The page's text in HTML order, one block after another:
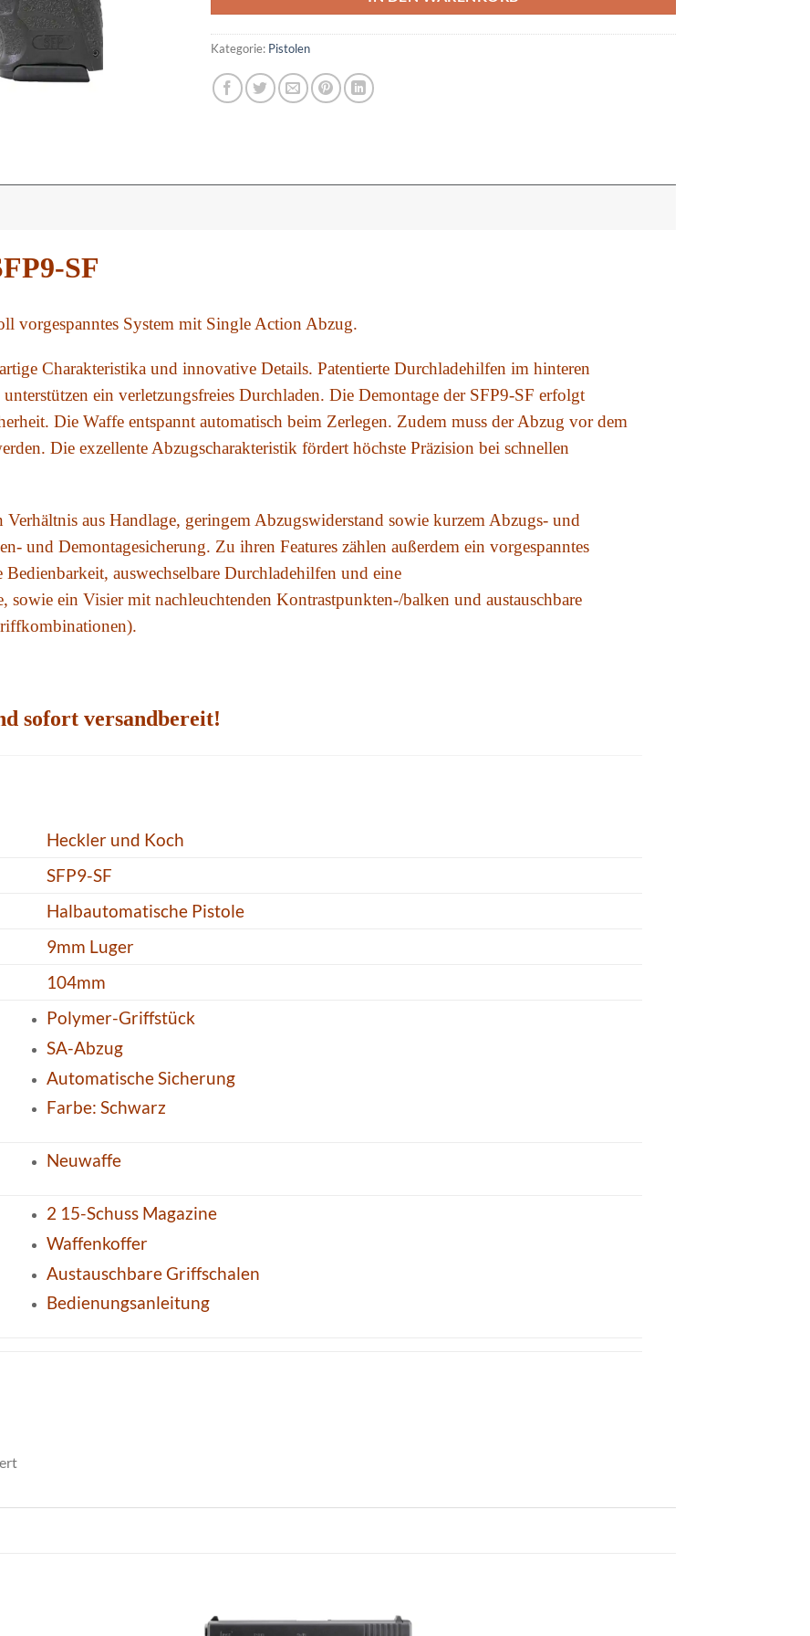
Kategorie: Pistolen
SF
vorgespanntes System mit Single Action Abzug.
Charakteristika und innovative Details. Patentierte Durchladehilfen im hinteren
ein verletzungsfreies Durchladen. Die Demontage der SFP9-SF erfolgt
Die Waffe entspannt automatisch beim Zerlegen. Zudem muss der Abzug vor dem
Die exzellente Abzugscharakteristik fördert höchste Präzision bei schnellen
Verhältnis aus Handlage, geringem Abzugswiderstand sowie kurzem Abzugs- und
und Demontagesicherung. Zu ihren Features zählen außerdem ein vorgespanntes
auswechselbare Durchladehilfen und eine
sowie ein Visier mit nachleuchtenden Kontrastpunkten-/balken und austauschbare
sofort versandbereit!
Heckler und Koch
SFP9-SF
Halbautomatische Pistole
9mm Luger
104mm
Polymer-Griffstück
SA-Abzug
Automatische Sicherung
Farbe: Schwarz
Neuwaffe
2 15-Schuss Magazine
Waffenkoffer
Austauschbare Griffschalen
Bedienungsanleitung